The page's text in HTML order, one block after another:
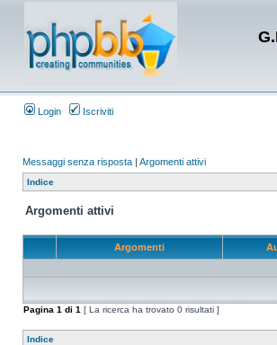
Login Iscriviti
Messaggi senza risposta | Argomenti attivi
Indice
Argomenti attivi
Argomenti
Pagina 1 di 1 [ La ricerca ha trovato 0 risultati ]
Indice